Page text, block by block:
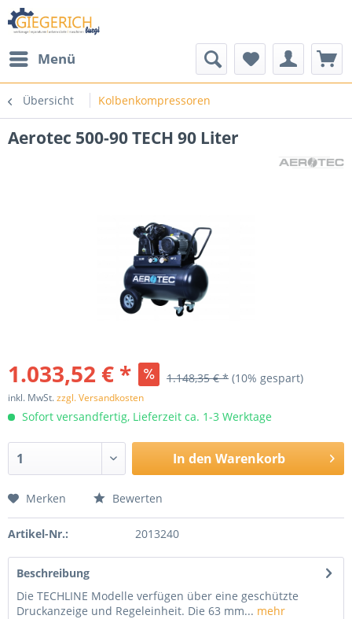
Menü
Übersicht Kolbenkompressoren
Aerotec 500-90 TECH 90 Liter
1.033,52 € * 1.148,35 € * (10% gespart)
inkl. MwSt.zzgl. Versandkosten
Sofort versandfertig, Lieferzeit ca. 1-3 Werktage
In den Warenkorb
Merken Bewerten
Artikel-Nr.: 2013240
Beschreibung
Die TECHLINE Modelle verfügen über eine geschützte
Druckanzeige und Regeleinheit. Die 63 mm... mehr